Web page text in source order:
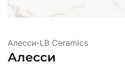
Алесси-LB Ceramics
Алесси